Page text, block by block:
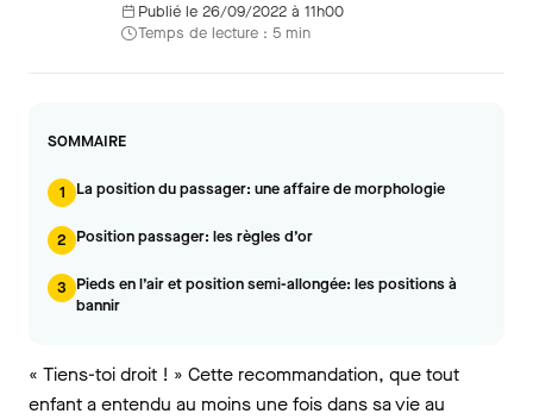
Publié le 26/09/2022 à 11h00
Temps de lecture : 5 min
SOMMAIRE
1 La position du passager: une affaire de morphologie
2 Position passager: les règles d’or
3 Pieds en l’air et position semi-allongée: les positions à
bannir
« Tiens-toi droit ! » Cette recommandation, que tout
enfant a entendu au moins une fois dans sa vie au